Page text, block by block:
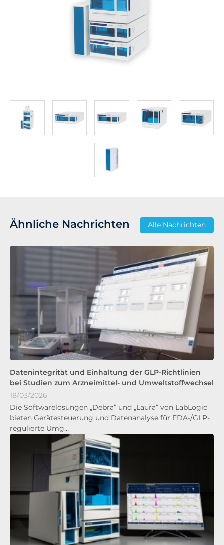
Alle Nachrichten
Ähnliche Nachrichten
Datenintegrität und Einhaltung der GLP-Richtlinien
bei Studien zum Arzneimittel- und Umweltstoffwechsel
18/03/2026
Die Softwarelösungen „Debra“ und „Laura“ von LabLogic
bieten Gerätesteuerung und Datenanalyse für FDA-/GLP-
regulierte Umg…